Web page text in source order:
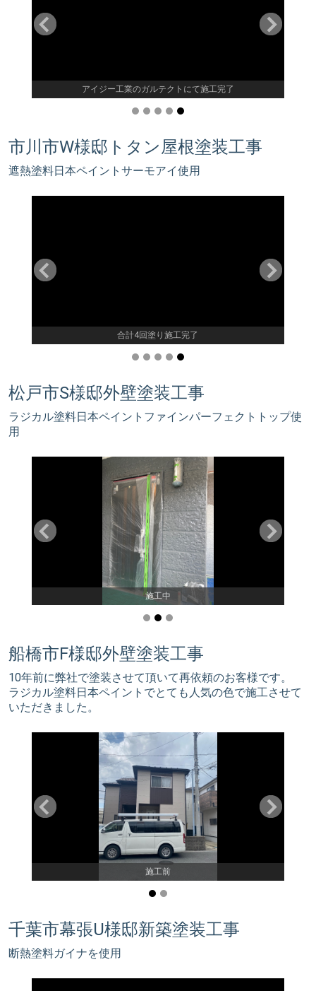
アイジー工業のガルテクトにて施工完了
市川市W様邸トタン屋根塗装工事
遮熱塗料日本ペイントサーモアイ使用
合計4回塗り施工完了
松戸市S様邸外壁塗装工事
ラジカル塗料日本ペイントファインパーフェクトトップ使
用
施工中
船橋市F様邸外壁塗装工事
10年前に弊社で塗装させて頂いて再依頼のお客様です。
ラジカル塗料日本ペイントでとても人気の色で施工させて
いただきました。
施工前
千葉市幕張U様邸新築塗装工事
断熱塗料ガイナを使用